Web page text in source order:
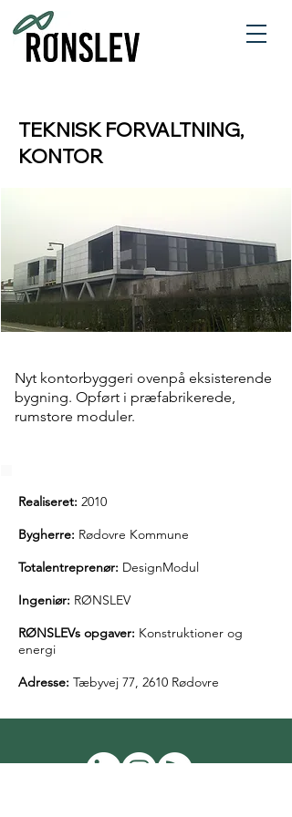
TEKNISK FORVALTNING,
KONTOR
Nyt kontorbyggeri ovenpå eksisterende
bygning. Opført i præfabrikerede,
rumstore moduler.
Realiseret: 2010
Bygherre: Rødovre Kommune
Totalentreprenør: DesignModul
Ingeniør: RØNSLEV
RØNSLEVs opgaver: Konstruktioner og
energi
Adresse: Tæbyvej 77, 2610 Rødovre